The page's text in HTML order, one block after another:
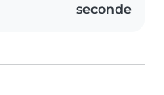
seconde